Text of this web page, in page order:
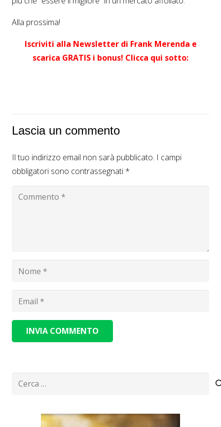
Alla prossima!
Iscriviti alla Newsletter di Frank Merenda e
scarica GRATIS i bonus! Clicca qui sotto:
Lascia un commento
Il tuo indirizzo email non sarà pubblicato. I campi
obbligatori sono contrassegnati *
INVIA COMMENTO
Ricerca